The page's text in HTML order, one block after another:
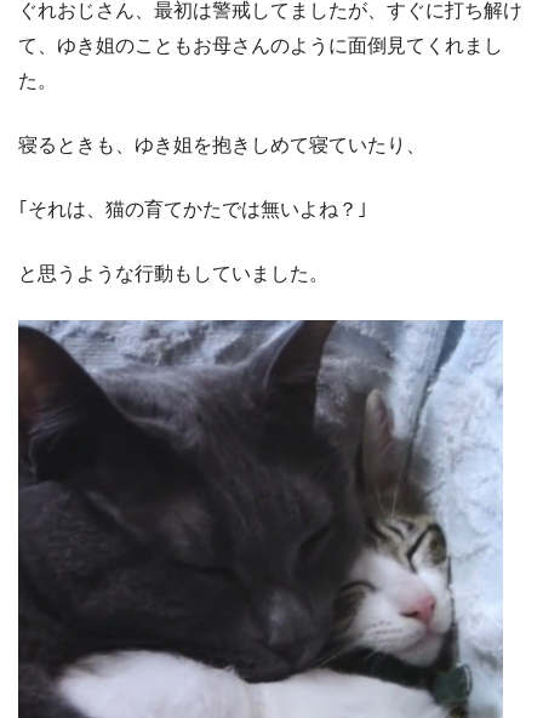
ぐれおじさん、最初は警戒してましたが、すぐに打ち解け
て、ゆき姐のこともお母さんのように面倒見てくれまし
た。
寝るときも、ゆき姐を抱きしめて寝ていたり、
｢それは、猫の育てかたでは無いよね？｣
と思うような行動もしていました。